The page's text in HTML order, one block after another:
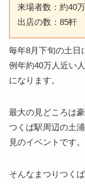
来場者数：約40
出店の数：85軒
毎年8月下旬の土日
例年約40万人近い
になります。
最大の見どころは
つくば駅周辺の土
見のイベントです。
そんなまつりつく